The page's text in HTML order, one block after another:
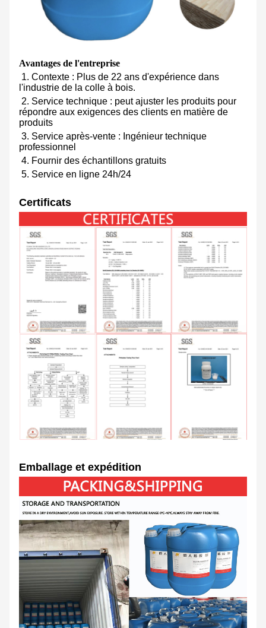
Avantages de l'entreprise
1. Contexte : Plus de 22 ans d'expérience dans
l'industrie de la colle à bois.
2. Service technique : peut ajuster les produits pour
répondre aux exigences des clients en matière de
produits
3. Service après-vente : Ingénieur technique
professionnel
4. Fournir des échantillons gratuits
5. Service en ligne 24h/24
Certificats
Emballage et expédition